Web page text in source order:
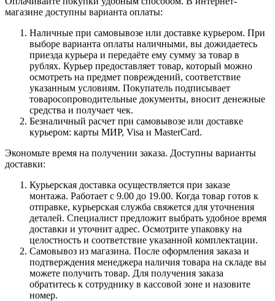
магазине доступны варианта оплаты:
Наличные при самовывозе или доставке курьером. При
выборе варианта оплаты наличными, вы дожидаетесь
приезда курьера и передаёте ему сумму за товар в
рублях. Курьер предоставляет товар, который можно
осмотреть на предмет повреждений, соответствие
указанным условиям. Покупатель подписывает
товаросопроводительные документы, вносит денежные
средства и получает чек.
Безналичный расчет при самовывозе или доставке
курьером: карты МИР, Visa и MasterCard.
Экономьте время на получении заказа. Доступны варианты
доставки:
Курьерская доставка осуществляется при заказе
монтажа. Работает с 9.00 до 19.00. Когда товар готов к
отправке, курьерская служба свяжется для уточнения
деталей. Специалист предложит выбрать удобное время
доставки и уточнит адрес. Осмотрите упаковку на
целостность и соответствие указанной комплектации.
Самовывоз из магазина. После оформления заказа и
подтверждения менеджера наличия товара на складе вы
можете получить товар. Для получения заказа
обратитесь к сотруднику в кассовой зоне и назовите
номер.